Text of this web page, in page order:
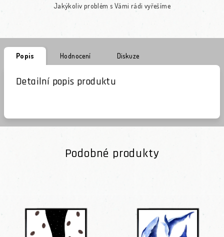
Jakýkoliv problém s Vámi rádi vyřešíme
Popis Hodnocení Diskuze
Detailní popis produktu
Podobné produkty